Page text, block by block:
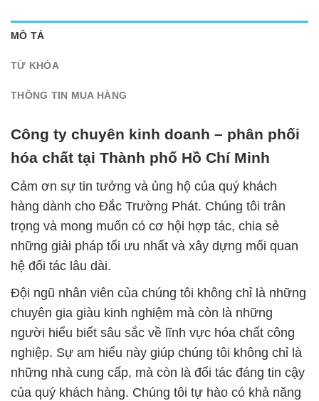
MÔ TẢ
TỪ KHÓA
THÔNG TIN MUA HÀNG
Công ty chuyên kinh doanh – phân phối
hóa chất tại Thành phố Hồ Chí Minh
Cảm ơn sự tin tưởng và ủng hộ của quý khách
hàng dành cho Đắc Trường Phát. Chúng tôi trân
trọng và mong muốn có cơ hội hợp tác, chia sẻ
những giải pháp tối ưu nhất và xây dựng mối quan
hệ đối tác lâu dài.
Đội ngũ nhân viên của chúng tôi không chỉ là những
chuyên gia giàu kinh nghiệm mà còn là những
người hiểu biết sâu sắc về lĩnh vực hóa chất công
nghiệp. Sự am hiểu này giúp chúng tôi không chỉ là
những nhà cung cấp, mà còn là đối tác đáng tin cậy
của quý khách hàng. Chúng tôi tự hào có khả năng